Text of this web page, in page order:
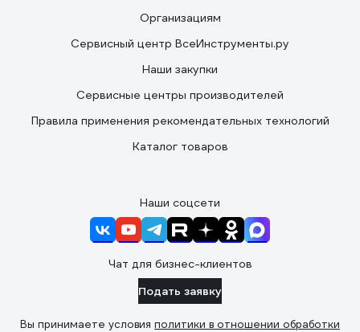
Организациям
Сервисный центр ВсеИнструменты.ру
Наши закупки
Сервисные центры производителей
Правила применения рекомендательных технологий
Каталог товаров
Наши соцсети
Чат для бизнес-клиентов
Подать заявку
Вы принимаете условия политики в отношении обработки